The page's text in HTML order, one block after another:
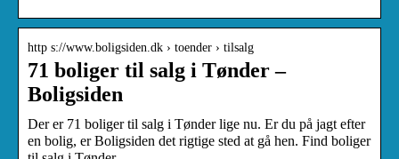
http s://www.boligsiden.dk › toender › tilsalg
71 boliger til salg i Tønder –
Boligsiden
Der er 71 boliger til salg i Tønder lige nu. Er du på jagt efter
en bolig, er Boligsiden det rigtige sted at gå hen. Find boliger